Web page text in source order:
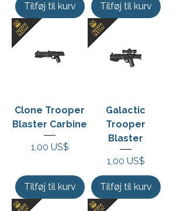
Tilføj til kurv Tilføj til kurv
Clone Trooper
Blaster Carbine
Pris
1,00 US$
Tilføj til kurv
Galactic
Trooper
Blaster
Pris
1,00 US$
Tilføj til kurv